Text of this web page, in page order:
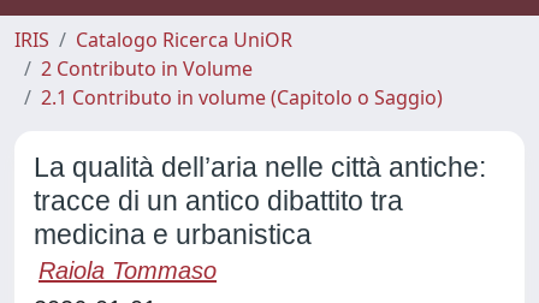
IRIS
Catalogo Ricerca UniOR
2 Contributo in Volume
2.1 Contributo in volume (Capitolo o Saggio)
La qualità dell’aria nelle città antiche:
tracce di un antico dibattito tra
medicina e urbanistica
Raiola Tommaso